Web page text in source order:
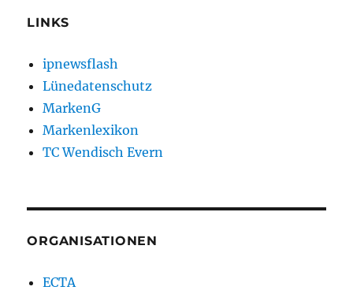
LINKS
ipnewsflash
Lünedatenschutz
MarkenG
Markenlexikon
TC Wendisch Evern
ORGANISATIONEN
ECTA